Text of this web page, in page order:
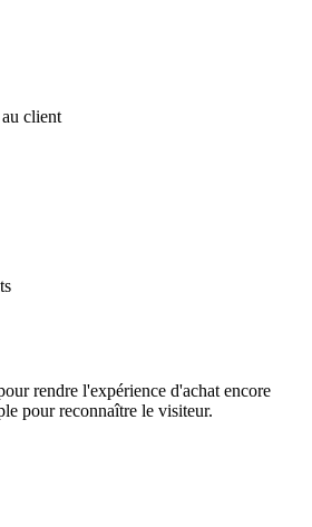
client
rendre l'expérience d'achat encore
pour reconnaître le visiteur.